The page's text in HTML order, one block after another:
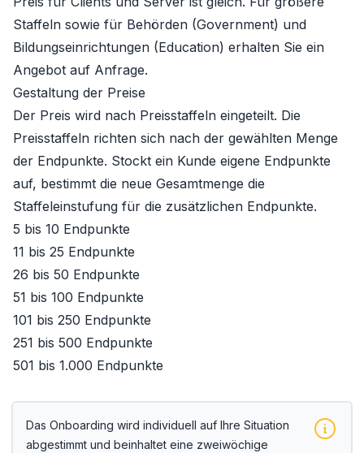
Staffeln sowie für Behörden (Government) und
Bildungseinrichtungen (Education) erhalten Sie ein
Angebot auf Anfrage.
Gestaltung der Preise
Der Preis wird nach Preisstaffeln eingeteilt. Die
Preisstaffeln richten sich nach der gewählten Menge
der Endpunkte. Stockt ein Kunde eigene Endpunkte
auf, bestimmt die neue Gesamtmenge die
Staffeleinstufung für die zusätzlichen Endpunkte.
5 bis 10 Endpunkte
11 bis 25 Endpunkte
26 bis 50 Endpunkte
51 bis 100 Endpunkte
101 bis 250 Endpunkte
251 bis 500 Endpunkte
501 bis 1.000 Endpunkte
Das Onboarding wird individuell auf Ihre Situation
abgestimmt und beinhaltet eine zweiwöchige